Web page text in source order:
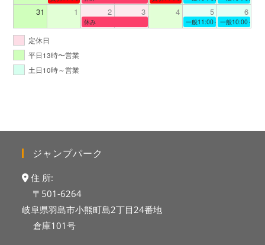
31 1 2 3 4 5 6
休み 一般11:00～19:00一般10:00～
定休日
平日13時〜営業
土日10時～営業
ジャンプパーク
住 所:
〒501-6264
岐阜県羽島市小熊町島2丁目24番地
倉庫101号